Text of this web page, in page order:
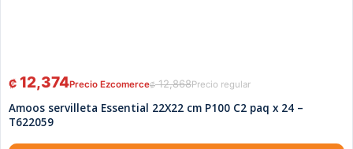
₡12,868
₡ 12,374
Amoos servilleta Essential 22X22 cm P100 C2 paq x 24 –
T622059